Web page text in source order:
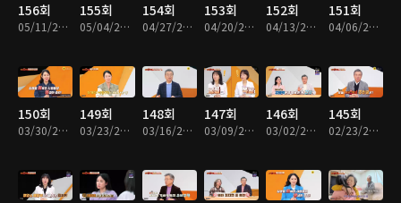
156회
05/11/2026 • 45분
155회
05/04/2026 • 45분
154회
04/27/2026 • 45분
153회
04/20/2026 • 45분
152회
04/13/2026 • 45분
151회
04/06/2026 • 45분
150회
03/30/2026 • 45분
149회
03/23/2026 • 45분
148회
03/16/2026 • 45분
147회
03/09/2026 • 45분
146회
03/02/2026 • 45분
145회
02/23/2026 • 45분